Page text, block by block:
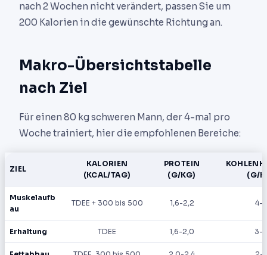
nach 2 Wochen nicht verändert, passen Sie um
200 Kalorien in die gewünschte Richtung an.
Makro-Übersichtstabelle
nach Ziel
Für einen 80 kg schweren Mann, der 4-mal pro
Woche trainiert, hier die empfohlenen Bereiche:
ZIEL
KALORIEN
(KCAL/TAG)
PROTEIN
(G/KG)
(G/
Muskelaufb
au
TDEE + 300 bis 500 1,6-2,2 4-7
Erhaltung TDEE 1,6-2,0 3-5